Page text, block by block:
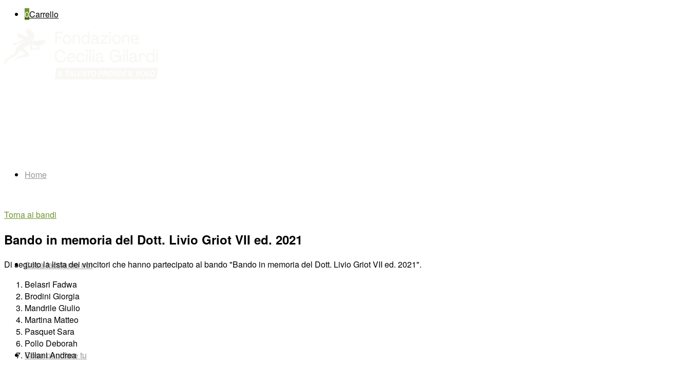
0Carrello
Home
Cosa facciamo noi
Cosa puoi fare tu
Torna ai bandi
Bando in memoria del Dott. Livio Griot VII ed. 2021
Di seguito la lista dei vincitori che hanno partecipato al bando"Bando in memoria del Dott. Livio Griot VII ed. 2021".
Belasri Fadwa
Brodini Giorgia
Mandrile Giulio
Martina Matteo
Pasquet Sara
Pollo Deborah
Villani Andrea